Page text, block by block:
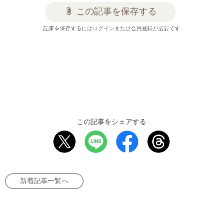
attach_file この記事を保存する
記事を保存するにはログインまたは会員登録が必要です
この記事をシェアする
新着記事一覧へ